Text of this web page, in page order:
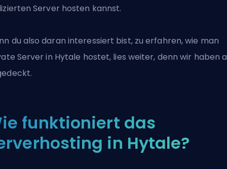
Server hosten kannst.
du also daran interessiert bist, zu erfahren, wie man
Server in Hytale hostet, lies weiter, denn wir haben
funktioniert das
in Hytale?